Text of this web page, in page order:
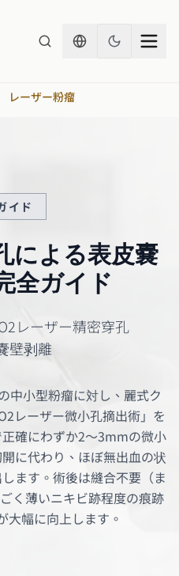
レーザー粉瘤
イド
による表皮嚢
全ガイド
レーザー精密穿孔
壁剥離
中小型粉瘤に対し、麗式ク
レーザー微小孔摘出術」を
確にわずか2〜3mmの微小
に代わり、ほぼ無出血の状
ます。術後は縫合不要（ま
く薄いニキビ跡程度の痕跡
大幅に向上します。